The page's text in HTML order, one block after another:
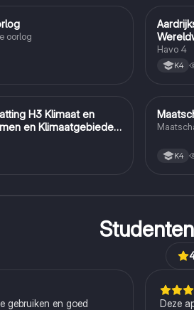
oorlog
Havo 4
K4
H3 Klimaat en
en Klimaatgebieden
K4
gebruiken en goed
Deze